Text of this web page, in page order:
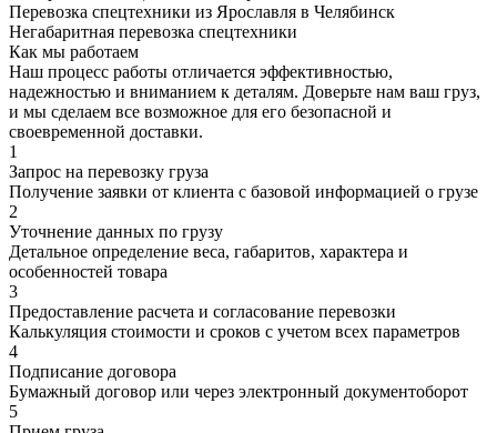
Перевозка спецтехники из Ярославля в Челябинск
Негабаритная перевозка спецтехники
Как мы работаем
Наш процесс работы отличается эффективностью,
надежностью и вниманием к деталям. Доверьте нам ваш груз,
и мы сделаем все возможное для его безопасной и
своевременной доставки.
1
Запрос на перевозку груза
Получение заявки от клиента с базовой информацией о грузе
2
Уточнение данных по грузу
Детальное определение веса, габаритов, характера и
особенностей товара
3
Предоставление расчета и согласование перевозки
Калькуляция стоимости и сроков с учетом всех параметров
4
Подписание договора
Бумажный договор или через электронный документоборот
5